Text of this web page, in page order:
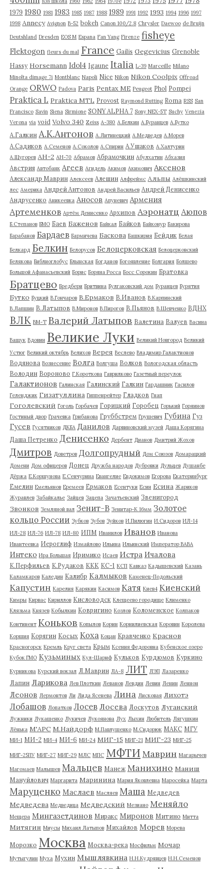
1979 1980 1981 1983 1985 1987 1988 1989 1991 1992 1993 1994 1996 1997
1998 Annecy Avignon B-52 bokeh Canon 100/2.8 Chrysler Daewoo de Bruijn
Deutshland Dresden EOS M Espana Fan Yang Firenze fisheye
Flektogon fleurs du mal France Gailis Gegevicius Grenoble
Hassy Horsemann Idol4 Igaune Italia L-39 Marceille Milano
Minolta dimage 7i Montblanc Napoli Nice Nikon Nikon Coolpix Offroad
Orange ORWO Padova Paris Pentax ME Peugeot Phol Pompei
Praktica L Praktica MTL Provost Raymond Rutting Roma RSS San
Francisco Savin Siena Sirmione SONY ALPHA 7 Sony NEX-5T Suchy Venezia
Verona via void Volvo 340 Zeiss А-380 А.Белкин А.Буранцев А.Бутко
А.Галкин А.К.Антонов А.Литинецкий А.Медведев А.Морев
А.Садиков А.Семенов А.Соколов А.Спирин А.Ушаков А.Халтурин
А.Щугорев АН-2 АН-70 Абрамов Абрамочкин Абулхатин Абхазия
Австрия Автобанк Агеев Агидель Акимов Акимович Аксенов
Александр Маврин Алексеев Алешин Алфреймс Альпы Алёшкинский
лес Америка Андрей Антонов Андрей Васильев Андрей Денисенко
Андрусенко Аникеевка Аносов Апуневич Армения
Артеменков Артём Денисенко Архипов Аэронатц Аюпов
Б.Степанов БМО Баев Баженов Байкал Байков Байконур Бакирова
Барабанов Бардаев Бармичева Баскова Башкирия Бейдик Белая
Белкард Белкин Белорусов Белоцерковская Белоцерковский
Белякова Библиоглобус Блынская Богданов Богоявление Болгария Болшево
Большой Афанасьевский Борис Боряна Росса Босс Сорокин Братовка
Братцево Бредбери Бритвина Булгаковский дом Буранцев Бурятия
Бутко Буцкий В.Гончаров В.Ермаков В.Иванов В.Карпинский
В.Лапшин В.Латыпов В.Миронов В.Пирогов В.Пьянов В.Шевченко ВДНХ
ВЛК ВМ-Т Валерий Латыпов Валетина Валуев Васина
Ващук Вдовин Великие Луки Великий Новгород Великий
Устюг Великий октябрь Велихов Верея Веслево Владимир Галактионов
Водянова Вознесение Волга Волгуша Волков Вологодская область
Володин Вороново Г.Короткова Гаврилково Газетный переулок
Галактионов Галинская Галинский Галкин Гардашник Гасилов
Геленджик Гизатуллина Гиппенрейтер Гладков Гнап
Гоголевский Гоголь Горбачев Горицкий Горобец Горький Горяинов
Гостиный двор Грачевка Грибанова Груббстрем Грушевич Губина Гуз
Гусев Гусятников ДКБА Данилов Дарвиновский музей Даша Корягина
Даша Петренко Денисенко Дербент Дианов Дмитрий Жохов
Дмитров Доветров Долгопрудный Дом Союзов Домарацкий
Домени Дом офицеров Донец Дружба народов Дубровки Дульцев Душанбе
Дёржа Е.Коршунова Е.Сенчурина Евангелие Евдокимов Егорова Екатеринбург
Емелин Емельянов Еремеев Ермаков Есентуки Есин Есина Жариков
Журавлев Забайкалье Зайцев Зацепа Зачатьевский Звенигород
Звонков Земляной вал Зенит-В Зенитар-К 16мм Золотое
кольцо России Зубков Зубов Зуйков И.Пилюгин И.Сидоров ИЛ-14
ИЛ-28 ИЛ-76 ИЛ-78 ИЛ-80 ИПМ Иванилов Иванов Иванова
Ивантеевка Иероглиф Измайлово Ильина Ильинский Император ВАВА
Интеко Ира Большая Иримико Исаев Истра Ичалова
К.Перфильев К.Рудаков ККК КС-1 КСП Кавказ Кадышевский Казань
Каламкаров Каледин Калибр Калмыков Каменец-Подольский
Капустин Карелия Карякин Касимов Катя Киев4 Киенский
Кимры Кирвас Кириллов Кисловодск Клещеево городище Клименко
Клязьма Князев Кобылкин Ковригино Козлов Коломенское Колпаков
Континент Коньков Копылов Корин Корнилиевская Коровин Королева
Коршия Корягин Косых Коха Коцан Кравченко Краснов
Красногорск Кремль Круг света Крым Ксения Федоровна Кубенское озеро
Кубок ГМО Кузьминых Кул-Шариф Кульков Курдюмов Куркино
Курникова Курский вокзал Л.Маврин ЛА-8 ЛИТ ЛЭП Лазаренко
Лапин Ларикова Лев Плоткин Леванов Левдин Левин Ленин Леннон
Леонов Лермонтов Ли Лида Ясенева Лина Лисковая Лихотэ
Лобашов Лопатков Лосев Лосева Лоскутов Луганский
Лужники Лукашенко Лукичев Лукоянова Лух Лыхин Любитель Лягушкин
Лёнька М'АРС М.Найдорф М.Павлушенко М.Сидорюк МАКС МГУ
МИ-1 МИ-2 МИ-4 МИ-6 МИ-24 МИГ-15 МИГ-21 МИГ-23 МИГ-25
МИГ-25ПУ МИГ-27 МИГ-29 МЛС МПС МФТИ Маврин Магарычев
Магомаев Малышев Мальцев Манеж Манихино Маниш
Мануйлович Маргарита Маринина Мария Яковлевна Маросейка Марта
Маруценко Маслаев Масляев Маша Медведев
Медведева Медведица Медведский Мезиано Меняйло
Мещера Мингазетдинов Миракс Миронов Митино Митта
Митягин Миусы Михаил Латыпов Михайлов Морев Морева
Морозко Москва Москва-река Мосфильм Мочар
Мутыгулин Муха Мухин Мышлявкина Н.Н.Кудрявцев Н.Н.Семенов